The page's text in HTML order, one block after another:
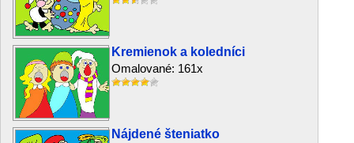
Kremienok a koledníci
Omalované: 161x
Nájdené šteniatko